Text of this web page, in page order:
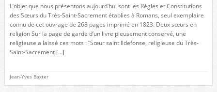
L’objet que nous présentons aujourd’hui sont les Règles et Constitutions
des Sœurs du Très-Saint-Sacrement établies à Romans, seul exemplaire
connu de cet ouvrage de 268 pages imprimé en 1823. Deux sœurs en
religion Sur la page de garde d’un livre pieusement conservé, une
religieuse a laissé ces mots : “Sœur saint Ildefonse, religieuse du Très-
Saint-Sacrement […]
Jean-Yves Baxter